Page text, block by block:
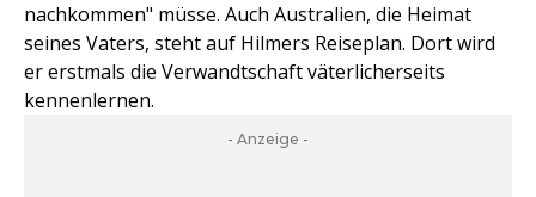
nachkommen" müsse. Auch Australien, die Heimat
seines Vaters, steht auf Hilmers Reiseplan. Dort wird
er erstmals die Verwandtschaft väterlicherseits
kennenlernen.
- Anzeige -